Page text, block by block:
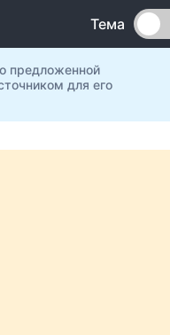
Тема
предложенной
для его